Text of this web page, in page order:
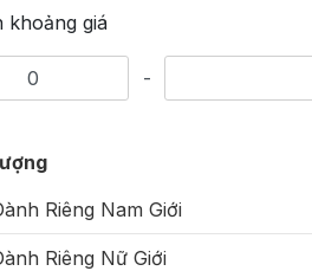
khoảng giá
-
Riêng Nam Giới
Riêng Nữ Giới